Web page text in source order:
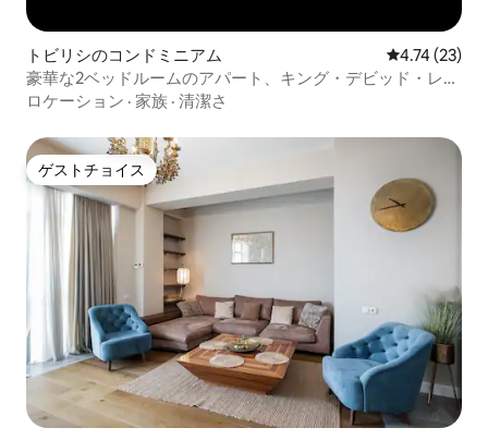
トビリシのコンドミニアム レビュー23
4.74 (23)
豪華な2ベッドルームのアパート、キング・デビッド・レジ
デンス
ロケーション · 家族 · 清潔さ
ゲストチョイス
ゲストチョイス